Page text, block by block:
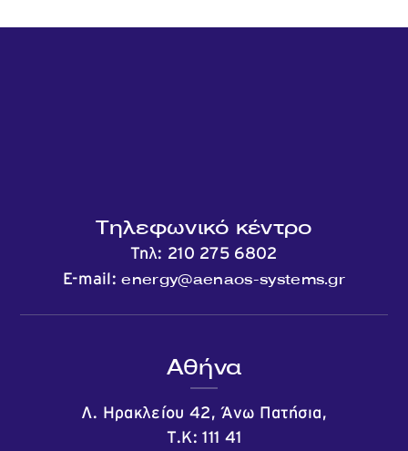
Τηλεφωνικό κέντρο
Τηλ: 210 275 6802
E-mail:energy@aenaos-systems.gr
Αθήνα
Λ. Ηρακλείου 42, Άνω Πατήσια,
Τ.Κ: 111 41